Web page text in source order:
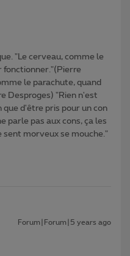
"Le cerveau, comme le
fonctionner."(Pierre
le parachute, quand
Desproges) "Rien n'est
que d'être pris pour un con
parle pas aux cons, ça les
sent morveux se mouche."
Forum|Forum|5 years ago